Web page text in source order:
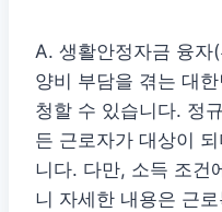
A. 생활안정자금 융자
양비 부담을 겪는 대
청할 수 있습니다. 정
든 근로자가 대상이
니다. 다만, 소득 조건
니 자세한 내용은 근